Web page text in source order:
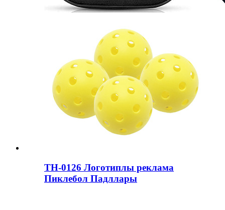
ТН-0126 Логотиплы реклама
Пиклебол Падллары